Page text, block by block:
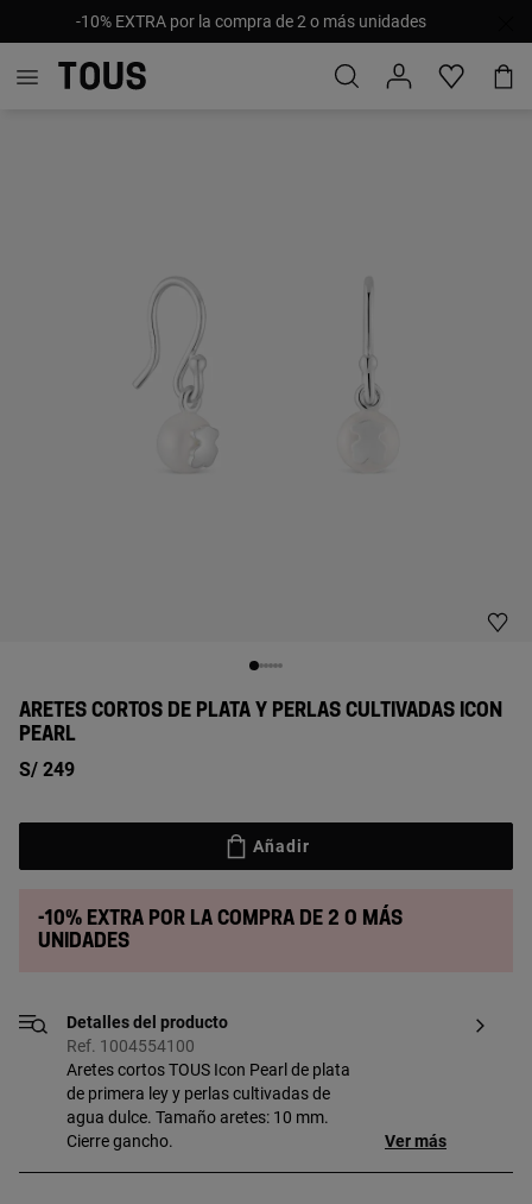
-10% EXTRA por la compra de 2 o más unidades
ARETES CORTOS DE PLATA Y PERLAS CULTIVADAS ICON
PEARL
S/ 249
Añadir
-10% extra por la compra de 2 o más
unidades
Detalles del producto
Ref. 1004554100
Aretes cortos TOUS Icon Pearl de plata
de primera ley y perlas cultivadas de
agua dulce. Tamaño aretes: 10 mm.
Cierre gancho.
Ver más